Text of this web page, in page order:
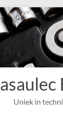
Uniek in